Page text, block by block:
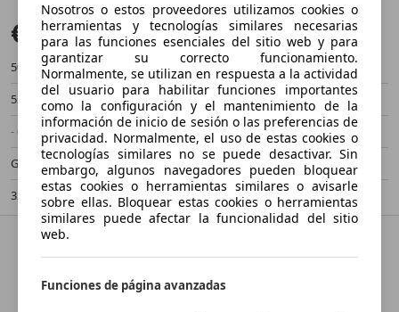
€ 276.888
50 km
- (Año)
520 kW (707 CV)
Nuevo
- (Propietarios)
Automático
Gasolina
14,2 l/100 km (mixto)
323 g/km (mixto)
-/-
Nosotros o estos proveedores utilizamos cookies o
herramientas y tecnologías similares necesarias
para las funciones esenciales del sitio web y para
garantizar su correcto funcionamiento.
Normalmente, se utilizan en respuesta a la actividad
del usuario para habilitar funciones importantes
como la configuración y el mantenimiento de la
información de inicio de sesión o las preferencias de
privacidad. Normalmente, el uso de estas cookies o
tecnologías similares no se puede desactivar. Sin
embargo, algunos navegadores pueden bloquear
estas cookies o herramientas similares o avisarle
sobre ellas. Bloquear estas cookies o herramientas
similares puede afectar la funcionalidad del sitio
web.
Funciones de página avanzadas